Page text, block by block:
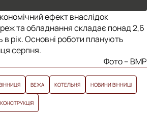
ефект внаслідок
та обладнання складає понад 2,6
в рік. Основні роботи планують
серпня.
Фото – ВМР
ВЕЖА КОТЕЛЬНЯ НОВИНИ ВІННИЦІ